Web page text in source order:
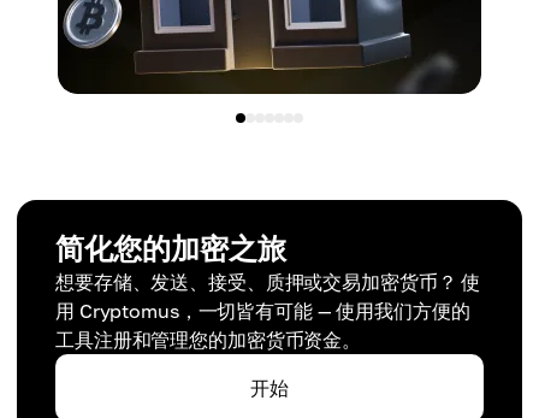
简化您的加密之旅
想要存储、发送、接受、质押或交易加密货币？ 使
用 Cryptomus，一切皆有可能 — 使用我们方便的
工具注册和管理您的加密货币资金。
开始